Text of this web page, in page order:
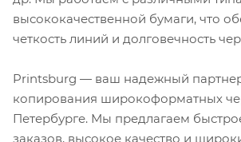
высококачественной бумаги, что
четкость линий и долговечность
Printsburg — ваш надежный
копирования широкоформатных
Петербурге. Мы предлагаем
заказов, высокое качество и